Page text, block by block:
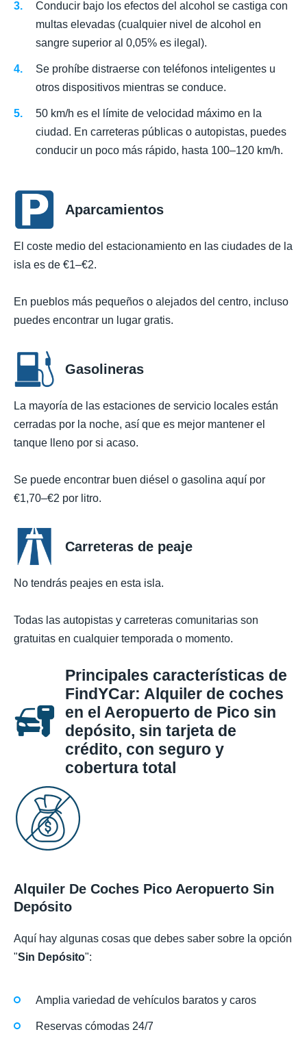
Conducir bajo los efectos del alcohol se castiga con
multas elevadas (cualquier nivel de alcohol en
sangre superior al 0,05% es ilegal).
Se prohíbe distraerse con teléfonos inteligentes u
otros dispositivos mientras se conduce.
50 km/h es el límite de velocidad máximo en la
ciudad. En carreteras públicas o autopistas, puedes
conducir un poco más rápido, hasta 100–120 km/h.
Aparcamientos
El coste medio del estacionamiento en las ciudades de la
isla es de €1–€2.
En pueblos más pequeños o alejados del centro, incluso
puedes encontrar un lugar gratis.
Gasolineras
La mayoría de las estaciones de servicio locales están
cerradas por la noche, así que es mejor mantener el
tanque lleno por si acaso.
Se puede encontrar buen diésel o gasolina aquí por
€1,70–€2 por litro.
Carreteras de peaje
No tendrás peajes en esta isla.
Todas las autopistas y carreteras comunitarias son
gratuitas en cualquier temporada o momento.
Principales características de
FindYCar: Alquiler de coches
en el Aeropuerto de Pico sin
depósito, sin tarjeta de
crédito, con seguro y
cobertura total
Alquiler De Coches Pico Aeropuerto Sin
Depósito
Aquí hay algunas cosas que debes saber sobre la opción
"Sin Depósito":
Amplia variedad de vehículos baratos y caros
Reservas cómodas 24/7